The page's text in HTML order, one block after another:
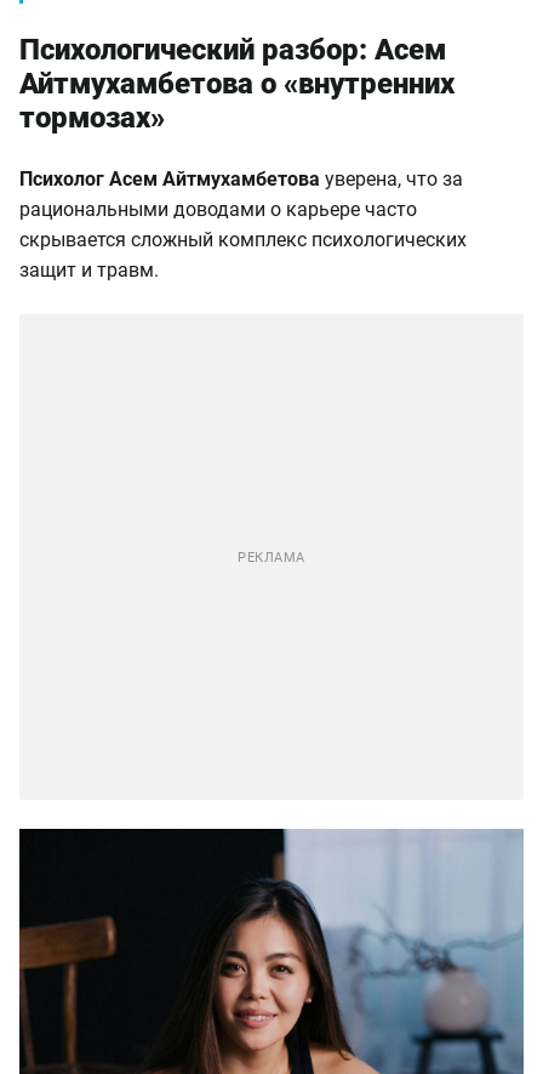
Психологический разбор: Асем
Айтмухамбетова о «внутренних
тормозах»
Психолог Асем Айтмухамбетова уверена, что за
рациональными доводами о карьере часто
скрывается сложный комплекс психологических
защит и травм.